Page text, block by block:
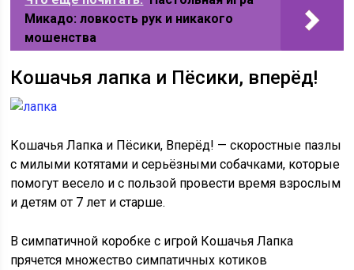
Микадо: ловкость рук и никакого
мошенства
Кошачья лапка и Пёсики, вперёд!
Кошачья Лапка и Пёсики, Вперёд! — скоростные пазлы
с милыми котятами и серьёзными собачками, которые
помогут весело и с пользой провести время взрослым
и детям от 7 лет и старше.
В симпатичной коробке с игрой Кошачья Лапка
прячется множество симпатичных котиков